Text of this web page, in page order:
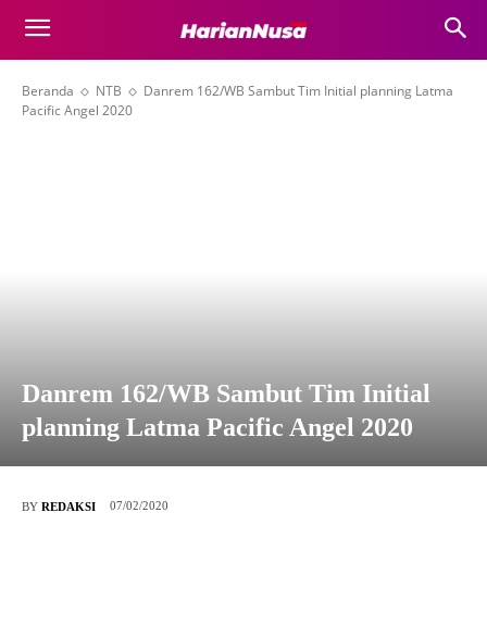
Beranda NTB
Danrem 162/WB Sambut Tim Initial planning Latma
Pacific Angel 2020
Danrem 162/WB Sambut Tim Initial
planning Latma Pacific Angel 2020
BY REDAKSI 07/02/2020